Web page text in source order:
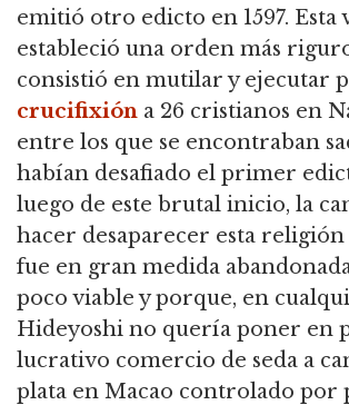
emitió otro edicto en 1597. Esta
estableció una orden más
consistió en mutilar y ejecutar
crucifixión a 26 cristianos en
entre los que se encontraban
habían desafiado el primer
luego de este brutal inicio, la
hacer desaparecer esta
fue en gran medida
poco viable y porque, en
Hideyoshi no quería poner en
lucrativo comercio de seda a
plata en Macao controlado por